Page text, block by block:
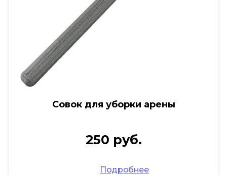
Совок для уборки арены
250 руб.
Подробнее